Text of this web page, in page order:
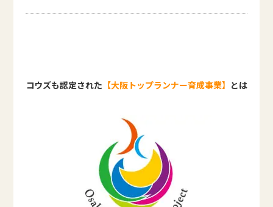
コウズも認定された 【大阪トップランナー育成事業】 とは